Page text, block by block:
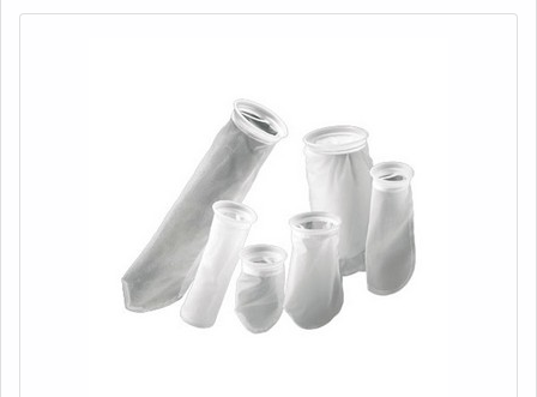
constituição torna o filtro absoluto plano extremamente re